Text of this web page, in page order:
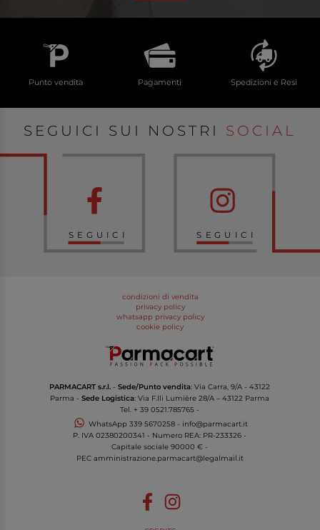
Punto vendita Pagamenti Spedizioni e Resi
SEGUICI SUI NOSTRI SOCIAL
SEGUICI SEGUICI
condizioni di vendita
privacy policy
whatsapp privacy policy
cookie policy
PARMACART s.r.l. -Sede/Punto vendita: Via Carra, 9/A - 43122
Parma -Sede Logistica: Via F.lli Lumière 28/A – 43122 Parma
Tel. + 39 0521.785765 -
WhatsApp 339 5670258- info@parmacart.it
P. IVA02380200341 - Numero REA: PR-233326 -
Capitale sociale 90000 € -
PEC amministrazione.parmacart@legalmail.it